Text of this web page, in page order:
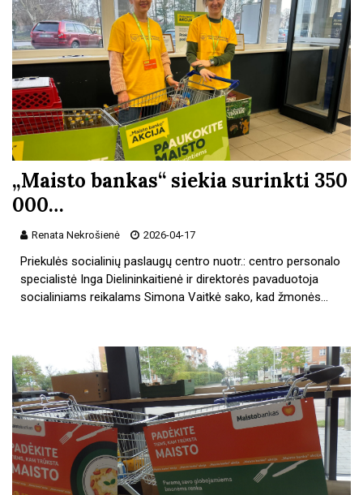
„Maisto bankas“ siekia surinkti 350
000…
Renata Nekrošienė 2026-04-17
Priekulės socialinių paslaugų centro nuotr.: centro personalo
specialistė Inga Dielininkaitienė ir direktorės pavaduotoja
socialiniams reikalams Simona Vaitkė sako, kad žmonės…